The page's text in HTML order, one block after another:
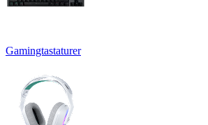
Gamingtastaturer